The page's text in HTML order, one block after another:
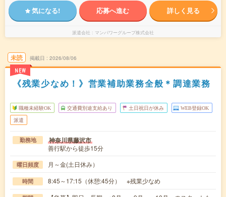
気になる! 応募へ進む 詳しく見る
派遣会社 マンパワーグループ株式会社
未読
NEW
掲載日 2026/08/06
《残業少なめ！》営業補助業務全般＊調達業務
職種未経験OK 交通費別途支給あり 土日祝日が休み WEB登録OK
派遣
勤務地 神奈川県藤沢市
善行駅から徒歩15分
曜日頻度 月～金(土日休み）
時間 8:45～17:15（休憩:45分） ※残業少なめ